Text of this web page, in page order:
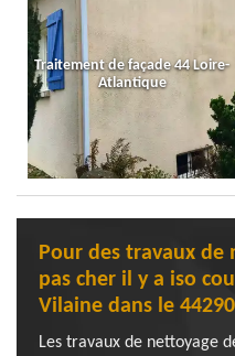
Traitement de façade 44 Loire-
Atlantique
Pour des travaux de
pas cher il y a iso
Vilaine dans le
Les travaux de nettoyage